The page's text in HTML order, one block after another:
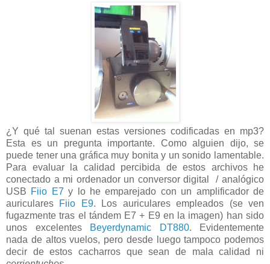
¿Y qué tal suenan estas versiones codificadas en mp3?
Esta es un pregunta importante. Como alguien dijo, se
puede tener una gráfica muy bonita y un sonido lamentable.
Para evaluar la calidad percibida de estos archivos he
conectado a mi ordenador un conversor digital / analógico
USB Fiio E7 y lo he emparejado con un amplificador de
auriculares Fiio E9. Los auriculares empleados (se ven
fugazmente tras el tándem E7 + E9 en la imagen) han sido
unos excelentes
Beyerdynamic DT880. Evidentemente
nada de altos vuelos, pero desde luego tampoco podemos
decir de estos cacharros que sean de mala calidad ni